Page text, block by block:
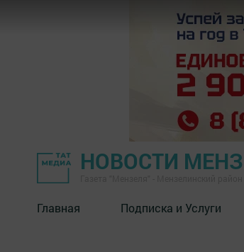
НОВОСТИ
Главная Подписка и Услуги